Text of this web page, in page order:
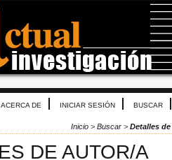
ACERCA DE INICIAR SESIÓN BUSCAR
Inicio > Buscar > Detalles
DE AUTOR/A